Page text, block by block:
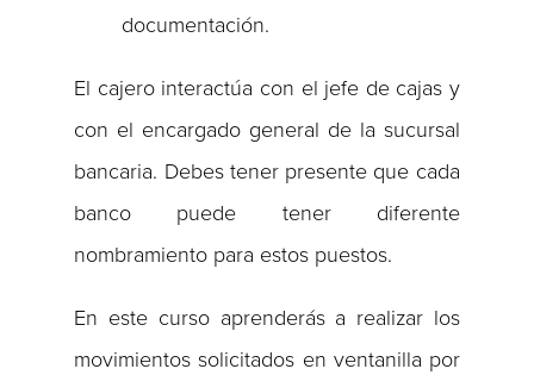
documentación.
El cajero interactúa con el jefe de cajas y
con el encargado general de la sucursal
bancaria. Debes tener presente que cada
banco puede tener diferente
nombramiento para estos puestos.
En este curso aprenderás a realizar los
movimientos solicitados en ventanilla por